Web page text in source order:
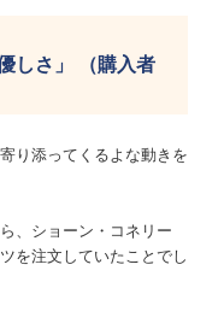
しさ」 （購入者
り添ってくるよな動きを
、ショーン・コネリー
を注文していたことでし